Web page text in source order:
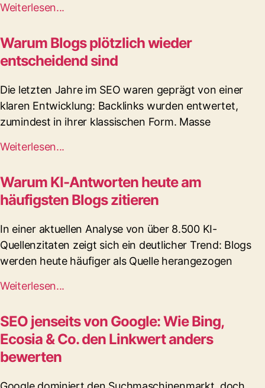
Weiterlesen...
Warum Blogs plötzlich wieder
entscheidend sind
Die letzten Jahre im SEO waren geprägt von einer
klaren Entwicklung: Backlinks wurden entwertet,
zumindest in ihrer klassischen Form. Masse
Weiterlesen...
Warum KI-Antworten heute am
häufigsten Blogs zitieren
In einer aktuellen Analyse von über 8.500 KI-
Quellenzitaten zeigt sich ein deutlicher Trend: Blogs
werden heute häufiger als Quelle herangezogen
Weiterlesen...
SEO jenseits von Google: Wie Bing,
Ecosia & Co. den Linkwert anders
bewerten